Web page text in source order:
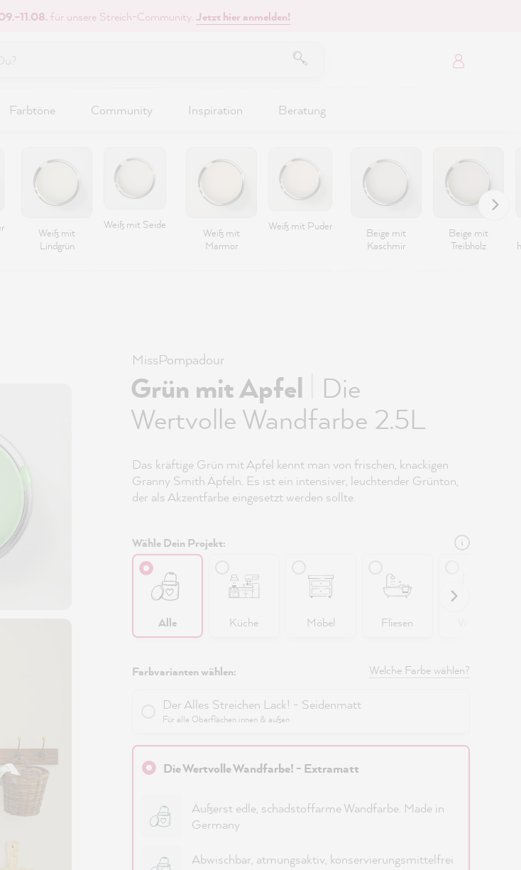
für unsere Streich-Community. Jetzt hier anmelden!
Farbtöne Community Inspiration Beratung
Weiß mit
Lindgrün
Weiß mit Seide
Weiß mit
Marmor
Weiß mit Puder
Beige mit
Kaschmir
Beige mit
Treibholz
MissPompadour
Grün mit Apfel
Die
Wertvolle Wandfarbe 2.5L
Das kräftige Grün mit Apfel kennt man von frischen, knackigen
Granny Smith Äpfeln. Es ist ein intensiver, leuchtender Grünton,
der als Akzentfarbe eingesetzt werden sollte.
Wähle Dein Projekt:
Alle Küche Möbel Fliesen
Farbvarianten wählen: Welche Farbe wählen?
Der Alles Streichen Lack! - Seidenmatt
Für alle Oberflächen innen & außen
Die Wertvolle Wandfarbe! - Extramatt
Äußerst edle, schadstoffarme Wandfarbe. Made in
Germany
Abwischbar, atmungsaktiv, konservierungsmittelfrei